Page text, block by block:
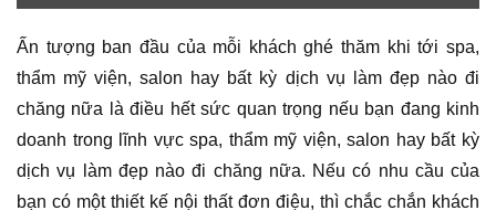
Ấn tượng ban đầu của mỗi khách ghé thăm khi tới spa,
thẩm mỹ viện, salon hay bất kỳ dịch vụ làm đẹp nào đi
chăng nữa là điều hết sức quan trọng nếu bạn đang kinh
doanh trong lĩnh vực spa, thẩm mỹ viện, salon hay bất kỳ
dịch vụ làm đẹp nào đi chăng nữa. Nếu có nhu cầu của
bạn có một thiết kế nội thất đơn điệu, thì chắc chắn khách